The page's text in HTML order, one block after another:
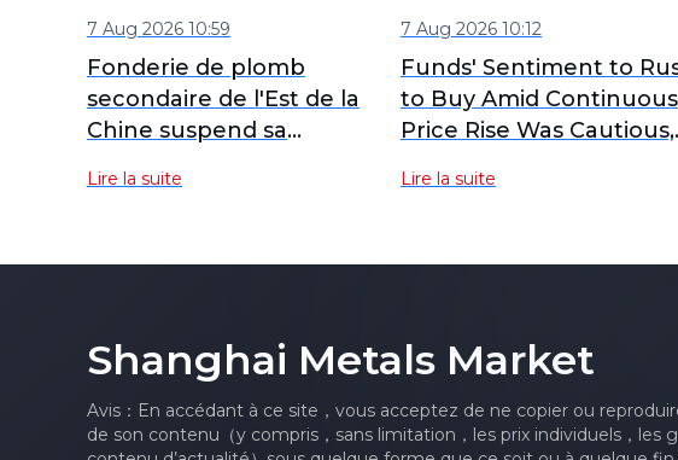
7 Aug 2026 10:59
Fonderie de plomb
secondaire de l'Est de la
Chine suspend sa
surveillant le marché en
Lire la suite
7 Aug 2026 10:12
Funds' Sentiment to
to Buy Amid Continuous
Price Rise Was Cautious,
Closed Higher Today
Lire la suite
Shanghai Metals Market
Avis：En accédant à ce site，vous acceptez de ne copier ou
de son contenu（y compris，sans limitation，les prix individuels，les